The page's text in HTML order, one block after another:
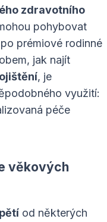
zdravotního
pohybovat
prémiové rodinné
jak najít
, je
využití:
péče
věkových
od některých